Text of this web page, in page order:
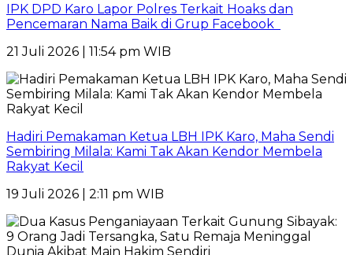
IPK DPD Karo Lapor Polres Terkait Hoaks dan
Pencemaran Nama Baik di Grup Facebook
21 Juli 2026 | 11:54 pm WIB
Hadiri Pemakaman Ketua LBH IPK Karo, Maha Sendi
Sembiring Milala: Kami Tak Akan Kendor Membela
Rakyat Kecil
19 Juli 2026 | 2:11 pm WIB